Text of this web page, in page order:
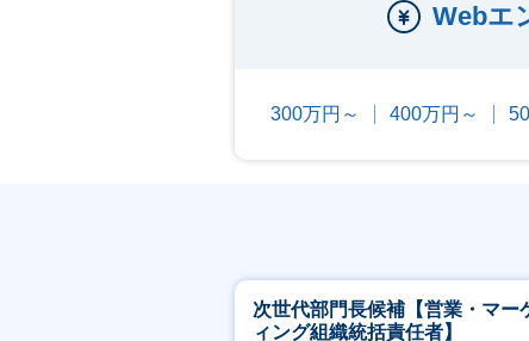
Webエ
300万円～ 400万円～
次世代部門長候補【営業・マー
ィング組織統括責任者】